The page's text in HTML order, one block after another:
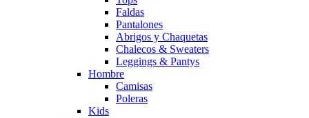
Faldas
Pantalones
Abrigos y Chaquetas
Chalecos & Sweaters
Leggings & Pantys
Hombre
Camisas
Poleras
Kids